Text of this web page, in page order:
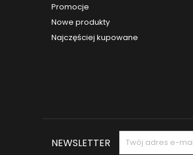
Promocje
Nowe produkty
Najczęściej kupowane
NEWSLETTER